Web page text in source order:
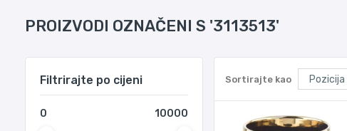
PROIZVODI OZNAČENI S '3113513'
Filtrirajte po cijeni
0 10000
Sortirajte kao